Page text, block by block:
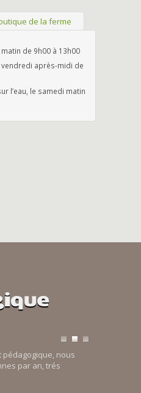
de la ferme
de 9h00 à 13h00
vendredi après-midi de
l’eau, le samedi matin
pédagogique, nous
par an, trés